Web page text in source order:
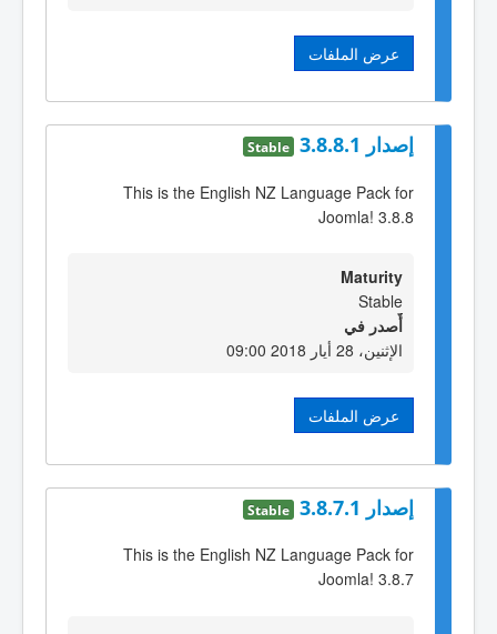
عرض الملفات
إصدار 3.8.8.1 Stable
This is the English NZ Language Pack for
Joomla! 3.8.8
Maturity
Stable
أٌصدر في
الإثنين، 28 أيار 2018 09:00
عرض الملفات
إصدار 3.8.7.1 Stable
This is the English NZ Language Pack for
Joomla! 3.8.7